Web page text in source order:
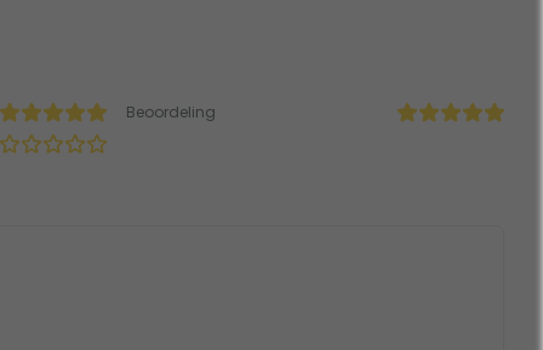
Beoordeling